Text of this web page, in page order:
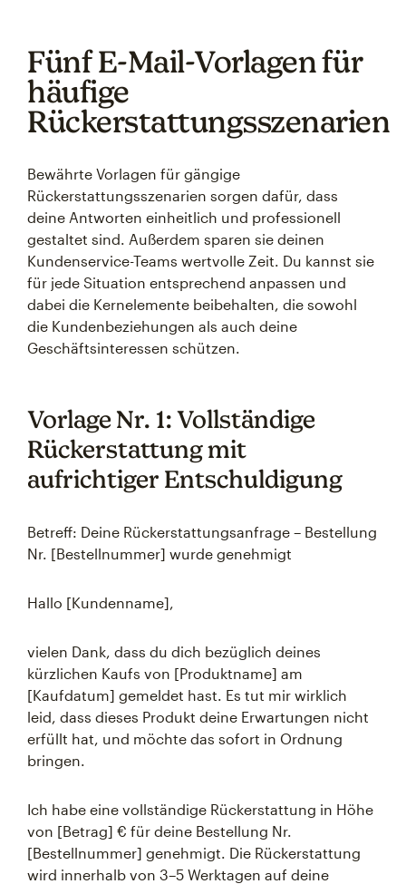
Fünf E-Mail-Vorlagen für
häufige
Rückerstattungsszenarien
Bewährte Vorlagen für gängige
Rückerstattungsszenarien sorgen dafür, dass
deine Antworten einheitlich und professionell
gestaltet sind. Außerdem sparen sie deinen
Kundenservice-Teams wertvolle Zeit. Du kannst sie
für jede Situation entsprechend anpassen und
dabei die Kernelemente beibehalten, die sowohl
die Kundenbeziehungen als auch deine
Geschäftsinteressen schützen.
Vorlage Nr. 1: Vollständige
Rückerstattung mit
aufrichtiger Entschuldigung
Betreff: Deine Rückerstattungsanfrage – Bestellung
Nr. [Bestellnummer] wurde genehmigt
Hallo [Kundenname],
vielen Dank, dass du dich bezüglich deines
kürzlichen Kaufs von [Produktname] am
[Kaufdatum] gemeldet hast. Es tut mir wirklich
leid, dass dieses Produkt deine Erwartungen nicht
erfüllt hat, und möchte das sofort in Ordnung
bringen.
Ich habe eine vollständige Rückerstattung in Höhe
von [Betrag] € für deine Bestellung Nr.
[Bestellnummer] genehmigt. Die Rückerstattung
wird innerhalb von 3–5 Werktagen auf deine